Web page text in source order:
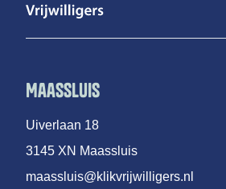
Maassluis
Uiverlaan 18
3145 XN Maassluis
maassluis@klikvrijwilligers.nl